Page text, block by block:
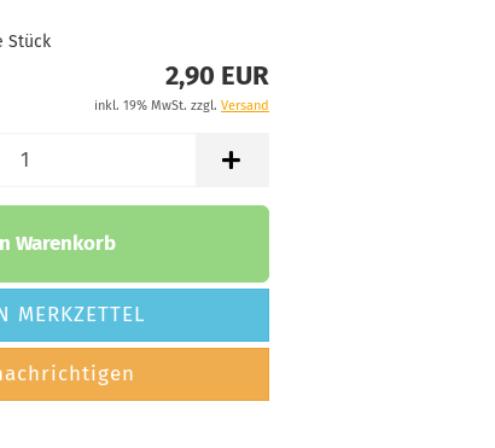
Stück
2,90 EUR
inkl. 19% MwSt. zzgl. Versand
Warenkorb
MERKZETTEL